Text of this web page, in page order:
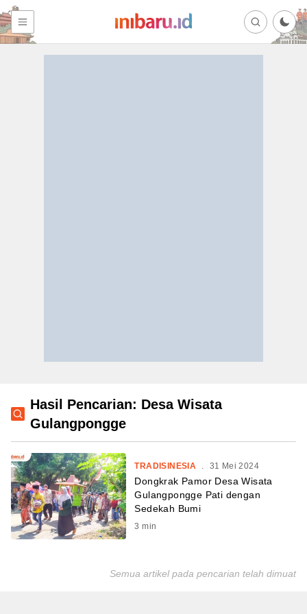
Hasil Pencarian: Desa Wisata
Gulangpongge
TRADISINESIA . 31 Mei 2024
Dongkrak Pamor Desa Wisata
Gulangpongge Pati dengan
Sedekah Bumi
3 min
Semua artikel pada pencarian telah dimuat